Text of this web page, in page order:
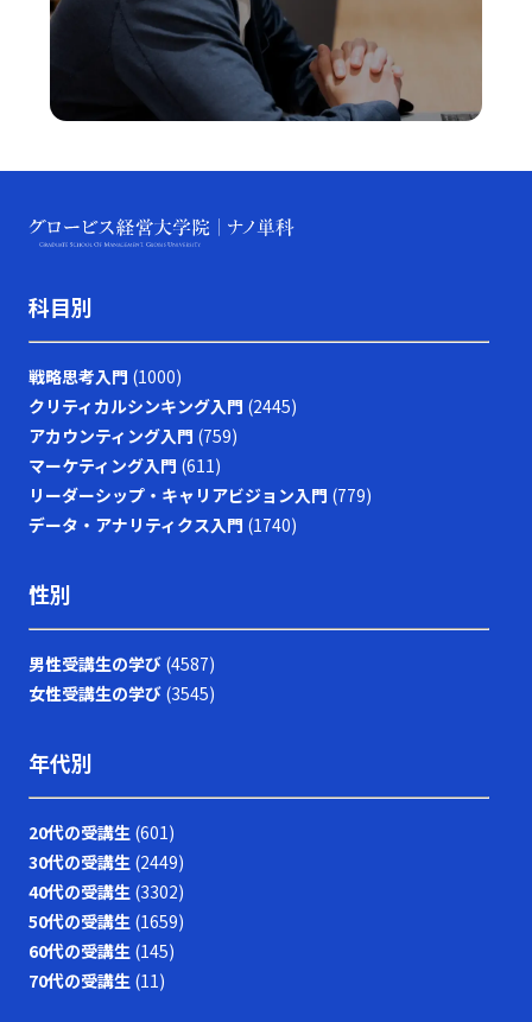
科目別
戦略思考入門 (1000)
クリティカルシンキング入門 (2445)
アカウンティング入門 (759)
マーケティング入門 (611)
リーダーシップ・キャリアビジョン入門 (779)
データ・アナリティクス入門 (1740)
性別
男性受講生の学び (4587)
女性受講生の学び (3545)
年代別
20代の受講生 (601)
30代の受講生 (2449)
40代の受講生 (3302)
50代の受講生 (1659)
60代の受講生 (145)
70代の受講生 (11)